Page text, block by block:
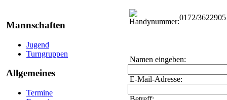
Mannschaften
Jugend
Turngruppen
Allgemeines
Termine
0172/3622905
Namen eingeben:
E-Mail-Adresse: